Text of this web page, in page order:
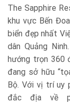
The Sapphire
khu vực Bến
biển đẹp nhất
dân Quảng
hướng trọn 360
đang sở hữu
Bộ. Với vị trí uy
đắc địa về